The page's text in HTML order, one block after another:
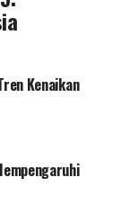
Kenaikan